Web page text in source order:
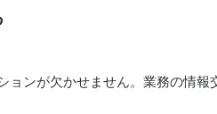
ンが欠かせません。業務の情報